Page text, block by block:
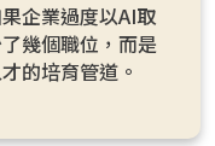
企業過度以AI取
幾個職位，而是
的培育管道。